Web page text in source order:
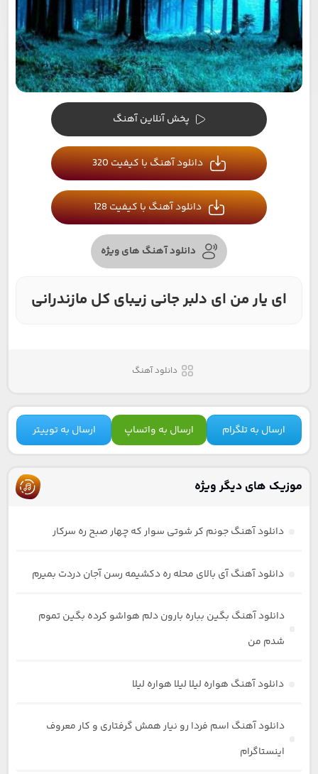
پخش آنلاین آهنگ
دانلود آهنگ با کیفیت 320
دانلود آهنگ با کیفیت 128
دانلود آهنگ های ویژه
ای یار من ای دلبر جانی زیبای کل مازندرانی
دانلود آهنگ
ارسال به تلگرام ارسال به واتساپ ارسال به توییتر
موزیک های دیگر ویژه
دانلود آهنگ جونم کر شوتی سوار که چهار صبح ره سرکار
دانلود آهنگ آی بالای محله ره دکشیمه رسن آجان دردت بمیرم
دانلود آهنگ بگین بباره بارون دلم هواشو کرده بگین تموم
شدم من
دانلود آهنگ هواره لیلا لیلا هواره لیلا
دانلود آهنگ اسم فردا رو نیار همش گرفتاری و کار معروف
اینستاگرام